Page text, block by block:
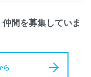
間を募集していま
ら